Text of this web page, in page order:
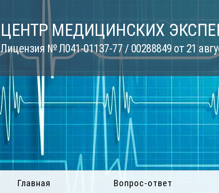
ЦЕНТР МЕДИЦИНСКИХ
Лицензия № Л041-01137-77 / 00288849 от 21
Главная Вопрос-ответ